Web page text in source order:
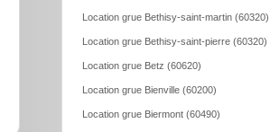
Location grue Bethisy-saint-martin (60320)
Location grue Bethisy-saint-pierre (60320)
Location grue Betz (60620)
Location grue Bienville (60200)
Location grue Biermont (60490)